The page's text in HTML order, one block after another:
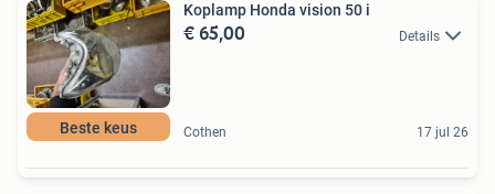
Beste keus
Koplamp Honda vision 50 i
€ 65,00 Details
Cothen 17 jul 26